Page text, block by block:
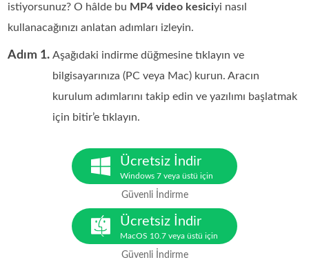
istiyorsunuz? O hâlde bu MP4 video kesiciyi nasıl
kullanacağınızı anlatan adımları izleyin.
Adım 1. Aşağıdaki indirme düğmesine tıklayın ve
bilgisayarınıza (PC veya Mac) kurun. Aracın
kurulum adımlarını takip edin ve yazılımı başlatmak
için bitir’e tıklayın.
Ücretsiz İndir
Windows 7 veya üstü için
Güvenli İndirme
Ücretsiz İndir
MacOS 10.7 veya üstü için
Güvenli İndirme